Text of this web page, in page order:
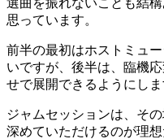
思っています。
前半の最初はホストミュ
いですが、後半は、臨機
せで展開できるようにしま
ジャムセッションは、そ
深めていただけるのが理